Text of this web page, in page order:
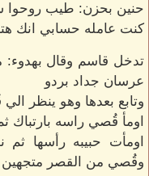
حنين بحزن: طيب روحوا
كنت عامله حسابي انك
تدخل قاسم وقال بهدوء:
عرسان جداد بردو
وتابع بعدها وهو ينظر
اومأ قُصي راسه بارتباك
اومأت حبيبه رأسها
وقُصي من القصر متجهين